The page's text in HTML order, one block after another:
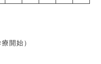
開始）